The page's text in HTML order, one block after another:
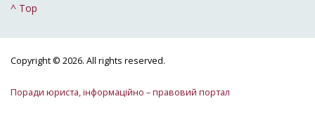
^ Top
Copyright © 2026. All rights reserved.
Поради юриста, інформаційно – правовий портал